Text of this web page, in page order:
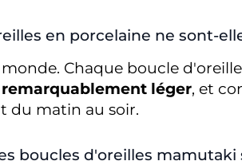
en porcelaine ne sont-
Chaque boucle
remarquablement léger, et
du matin au soir.
boucles d'oreilles mamutaki